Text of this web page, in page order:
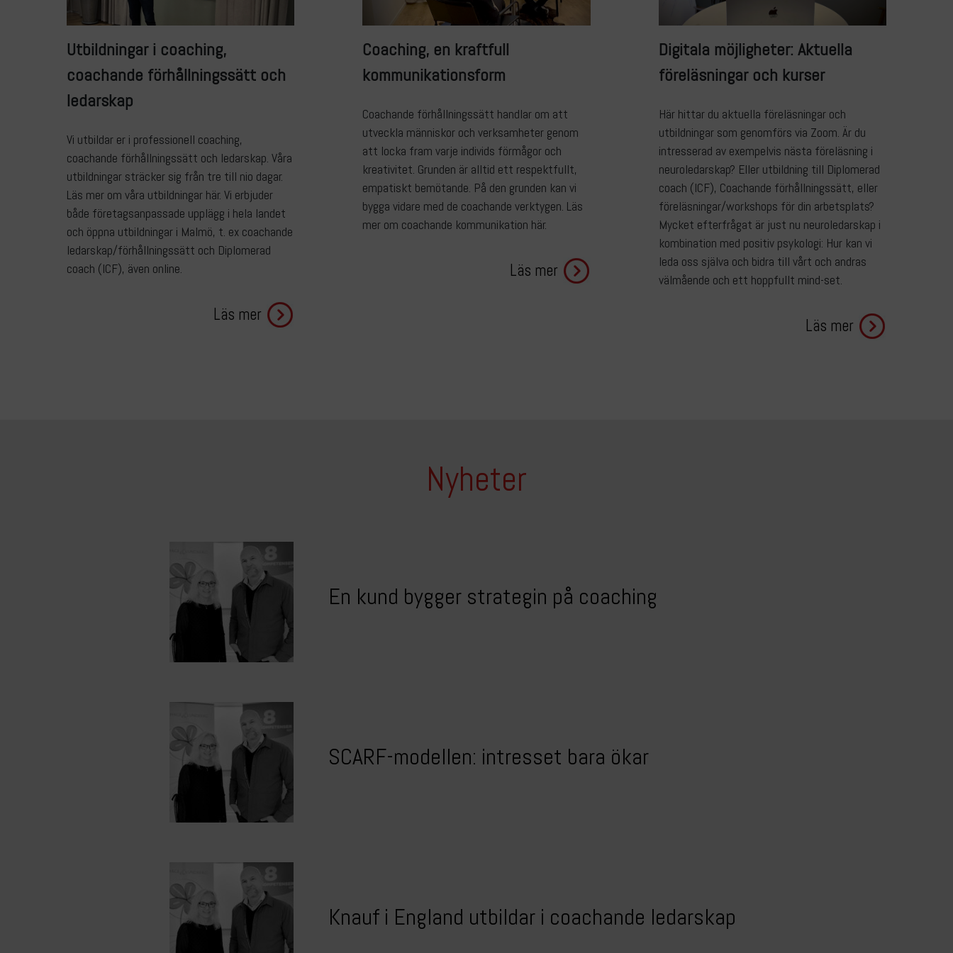
Utbildningar i coaching,
coachande förhållningssätt och
ledarskap
Vi utbildar er i professionell coaching,
coachande förhållningssätt och ledarskap. Våra
utbildningar sträcker sig från tre till nio dagar.
Läs mer om våra utbildningar här. Vi erbjuder
både företagsanpassade upplägg i hela landet
och öppna utbildningar i Malmö, t. ex coachande
ledarskap/förhållningssätt och Diplomerad
coach (ICF), även online.
Läs mer
Coaching, en kraftfull
kommunikationsform
Coachande förhållningssätt handlar om att
utveckla människor och verksamheter genom
att locka fram varje individs förmågor och
kreativitet. Grunden är alltid ett respektfullt,
empatiskt bemötande. På den grunden kan vi
bygga vidare med de coachande verktygen. Läs
mer om coachande kommunikation här.
Läs mer
Digitala möjligheter: Aktuella
föreläsningar och kurser
Här hittar du aktuella föreläsningar och
utbildningar som genomförs via Zoom. Är du
intresserad av exempelvis nästa föreläsning i
neuroledarskap? Eller utbildning till Diplomerad
coach (ICF), Coachande förhållningssätt, eller
föreläsningar/workshops för din arbetsplats?
Mycket efterfrågat är just nu neuroledarskap i
kombination med positiv psykologi: Hur kan vi
leda oss själva och bidra till vårt och andras
välmående och ett hoppfullt mind-set.
Läs mer
Nyheter
En kund bygger strategin på coaching
SCARF-modellen: intresset bara ökar
Knauf i England utbildar i coachande ledarskap